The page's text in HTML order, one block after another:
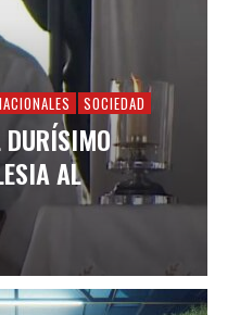
SOCIEDAD
DURÍSIMO
AL